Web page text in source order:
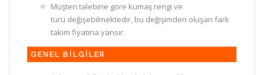
Müşteri talebine göre kumaş rengi ve
türü değişebilmektedir, bu değişimden oluşan fark
takım fiyatına yansır.
GENEL BİLGİLER